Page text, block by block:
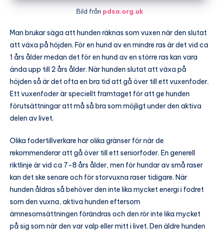
Bild från pdsa.org.uk
Man brukar säga att hunden räknas som vuxen när den slutat
att växa på höjden. För en hund av en mindre ras är det vid ca
1 års ålder medan det för en hund av en större ras kan vara
ända upp till 2 års ålder. När hunden slutat att växa på
höjden så är det ofta en bra tid att gå över till ett vuxenfoder.
Ett vuxenfoder är speciellt framtaget för att ge hunden
förutsättningar att må så bra som möjligt under den aktiva
delen av livet.
Olika fodertillverkare har olika gränser för när de
rekommenderar att gå över till ett seniorfoder. En generell
riktlinje är vid ca 7-8 års ålder, men för hundar av små raser
kan det ske senare och för storvuxna raser tidigare. När
hunden åldras så behöver den inte lika mycket energi i fodret
som den vuxna, aktiva hunden eftersom
ämnesomsättningen förändras och den rör inte lika mycket
på sig som när den var valp eller mitt i livet. Den äldre hunden